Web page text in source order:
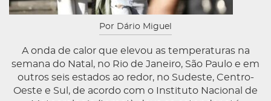
Por Dário Miguel
A onda de calor que elevou as temperaturas na
semana do Natal, no Rio de Janeiro, São Paulo e em
outros seis estados ao redor, no Sudeste, Centro-
Oeste e Sul, de acordo com o Instituto Nacional de